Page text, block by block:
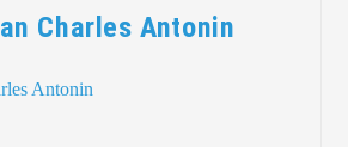
Charles Antonin